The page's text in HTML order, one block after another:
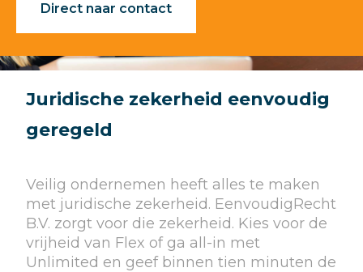
Direct naar contact
Juridische zekerheid eenvoudig
geregeld
Veilig ondernemen heeft alles te maken
met juridische zekerheid. EenvoudigRecht
B.V. zorgt voor die zekerheid. Kies voor de
vrijheid van Flex of ga all-in met
Unlimited en geef binnen tien minuten de